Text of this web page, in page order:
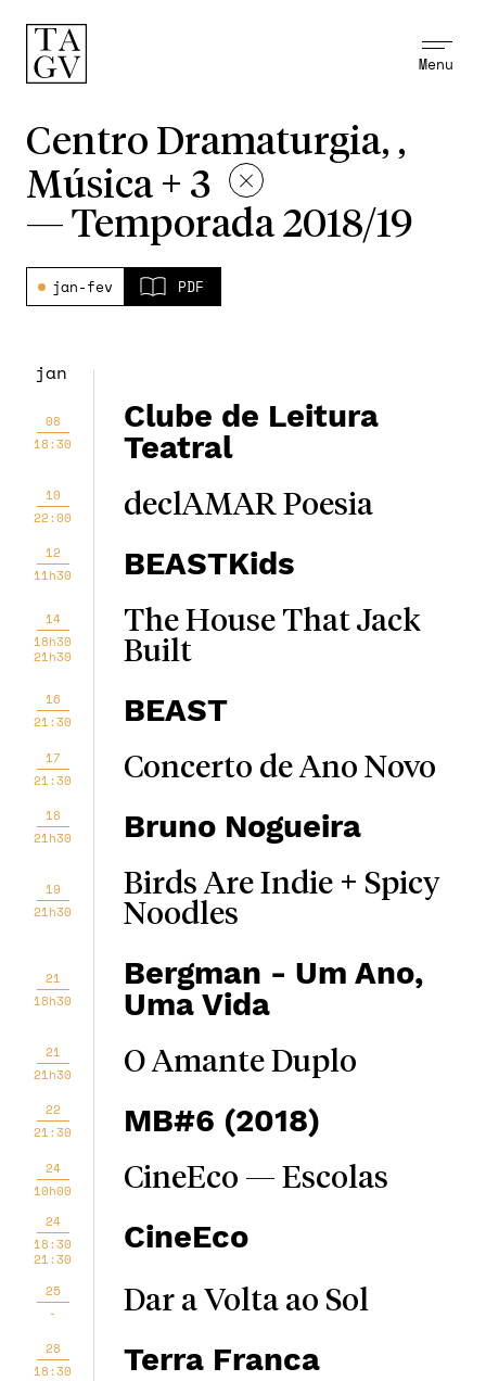
Menu
Centro Dramaturgia, ,
Música + 3
— Temporada 2018/19
jan-fev PDF
jan
08
18:30
Clube de Leitura
Teatral
10
22:00
declAMAR Poesia
12
11h30
BEASTKids
14
18h30
21h30
The House That Jack
Built
16
21:30
BEAST
17
21:30
Concerto de Ano Novo
18
21h30
Bruno Nogueira
19
21h30
Birds Are Indie + Spicy
Noodles
21
18h30
Bergman - Um Ano,
Uma Vida
21
21h30
O Amante Duplo
22
21:30
MB#6 (2018)
24
10h00
CineEco — Escolas
24
18:30
21:30
CineEco
25
-
Dar a Volta ao Sol
28
18:30
Terra Franca